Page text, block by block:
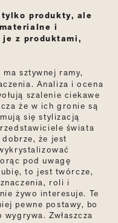
produkty, ale
i
je z produktami,
sztywnej ramy,
Analiza i ocena
szalenie ciekawe
że w ich gronie są
się stylizacją
świata
że jest
pod uwagę
to jest twórcze,
roli i
żywo interesuje. Te
pewne postawy, bo
Zwłaszcza